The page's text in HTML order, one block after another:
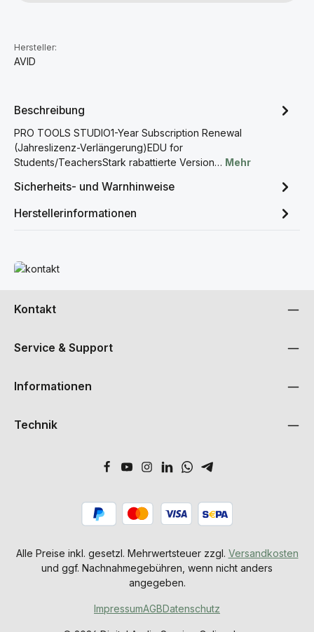
Hersteller:
AVID
Beschreibung
PRO TOOLS STUDIO1-Year Subscription Renewal
(Jahreslizenz-Verlängerung)EDU for
Students/TeachersStark rabattierte Version… Mehr
Sicherheits- und Warnhinweise
Herstellerinformationen
Mehr erfahren
Kontakt
Service & Support
Informationen
Technik
Alle Preise inkl. gesetzl. Mehrwertsteuer zzgl. Versandkosten
und ggf. Nachnahmegebühren, wenn nicht anders
angegeben.
ImpressumAGBDatenschutz